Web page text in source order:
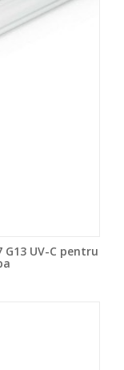
G13 UV-C pentru